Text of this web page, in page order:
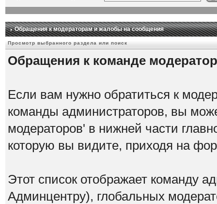
Обращения к модераторам и жалобы на сообщения
Просмотр выбранного раздела или поиск
Обращения к команде
Если вам нужно обратиться к
команды администраторов, вы
модераторов' в нижней части
которую вы видите, приходя на
Этот список отображает команду
Админцентру), глобальных